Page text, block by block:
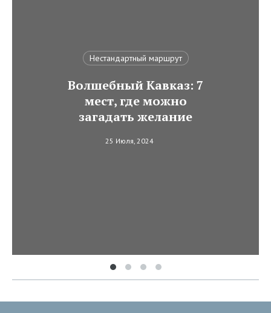
Нестандартный маршрут
Волшебный Кавказ: 7
мест, где можно
загадать желание
25 Июля, 2024